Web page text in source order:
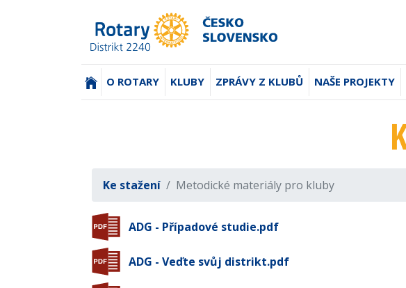
(AKTUÁLNÍ)
O ROTARY KLUBY ZPRÁVY Z KLUBŮ NAŠE PROJEKTY
Ke stažení Metodické materiály pro kluby
ADG - Případové studie.pdf
ADG - Veďte svůj distrikt.pdf